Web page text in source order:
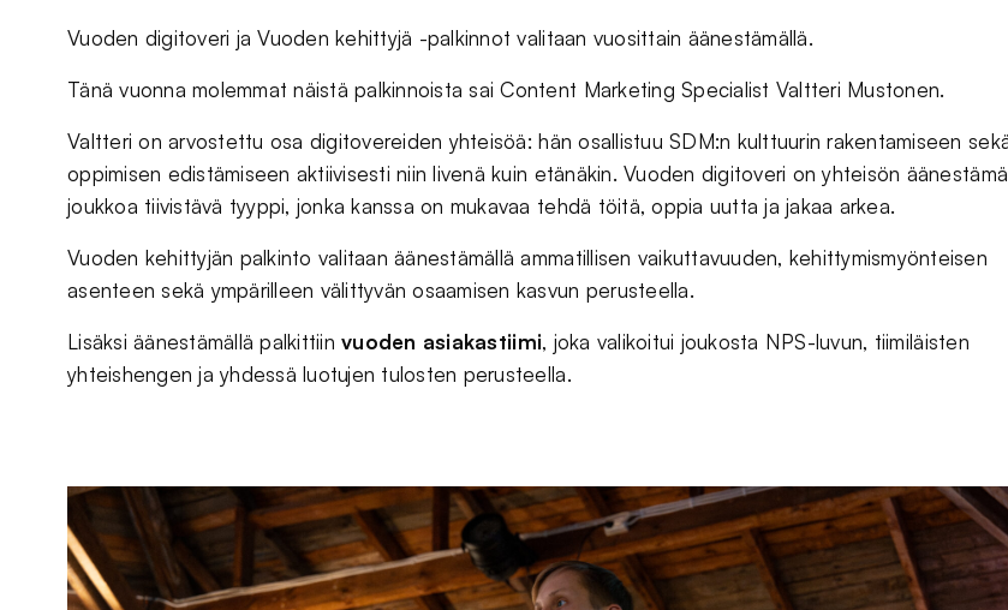
Vuoden digitoveri ja Vuoden kehittyjä -palkinnot valitaan vuosittain äänestämällä.
Tänä vuonna molemmat näistä palkinnoista sai Content Marketing Specialist Valtteri Mustonen.
Valtteri on arvostettu osa digitovereiden yhteisöä: hän osallistuu SDM:n kulttuurin rakentamiseen
oppimisen edistämiseen aktiivisesti niin livenä kuin etänäkin. Vuoden digitoveri on yhteisön
joukkoa tiivistävä tyyppi, jonka kanssa on mukavaa tehdä töitä, oppia uutta ja jakaa arkea.
Vuoden kehittyjän palkinto valitaan äänestämällä ammatillisen vaikuttavuuden, kehittymismyönteisen
asenteen sekä ympärilleen välittyvän osaamisen kasvun perusteella.
Lisäksi äänestämällä palkittiinvuoden asiakastiimi, joka valikoitui joukosta NPS-luvun, tiimiläisten
yhteishengen ja yhdessä luotujen tulosten perusteella.